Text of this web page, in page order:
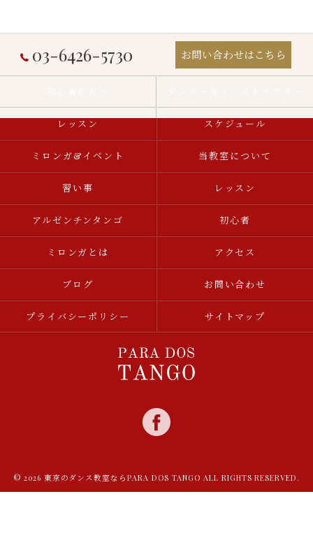
03-6426-5730 お問い合わせはこちら
レッスン スケジュール
ミロンガ&イベント 当教室について
習い事 レッスン
アルゼンチンタンゴ 初心者
ミロンガとは アクセス
ブログ お問い合わせ
プライバシーポリシー サイトマップ
© 2026 東京のダンス教室ならPARA DOS TANGO ALL RIGHTS RESERVED.